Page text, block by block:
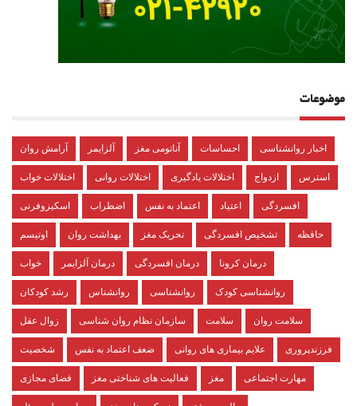
موضوعات
آرامش روان آلزایمر آناتومی مغز احساسات اخبار روانشناسی
اختلالات خواب اختلالات روانی اختلالات یادگیری ازدواج استرس
اسکیزوفرنی اضطراب اعتماد به نفس اعتیاد افسردگی
اوتیسم بهداشت روان تحریک مغز تشخیص افسردگی حافظه
خواب درمان آلزایمر درمان افسردگی درمان کرونا
رشد کودکان روانشناس روانشناسی روانشناسی کودک
زوال عقل سازمان نظام روان شناسی سلامت سلامت روان
شخصیت ضعف اعتماد به نفس علایم بیماری های روانی فرزندپروری
فضای مجازی فعالیت های شناختی مغز مغز مهارت اجتماعی